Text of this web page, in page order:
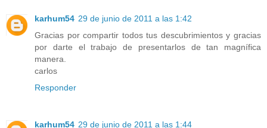
karhum54 29 de junio de 2011 a las 1:42
Gracias por compartir todos tus descubrimientos y gracias
por darte el trabajo de presentarlos de tan magnífica
manera.
carlos
Responder
karhum54 29 de junio de 2011 a las 1:44